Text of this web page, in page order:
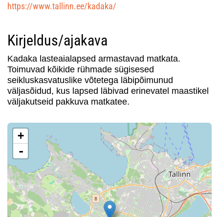
https://www.tallinn.ee/kadaka/
Kirjeldus/ajakava
Kadaka lasteaialapsed armastavad matkata.
Toimuvad kõikide rühmade sügisesed
seikluskasvatuslike võtetega läbipõimunud
väljasõidud, kus lapsed läbivad erinevatel maastikel
väljakutseid pakkuva matkatee.
+
-